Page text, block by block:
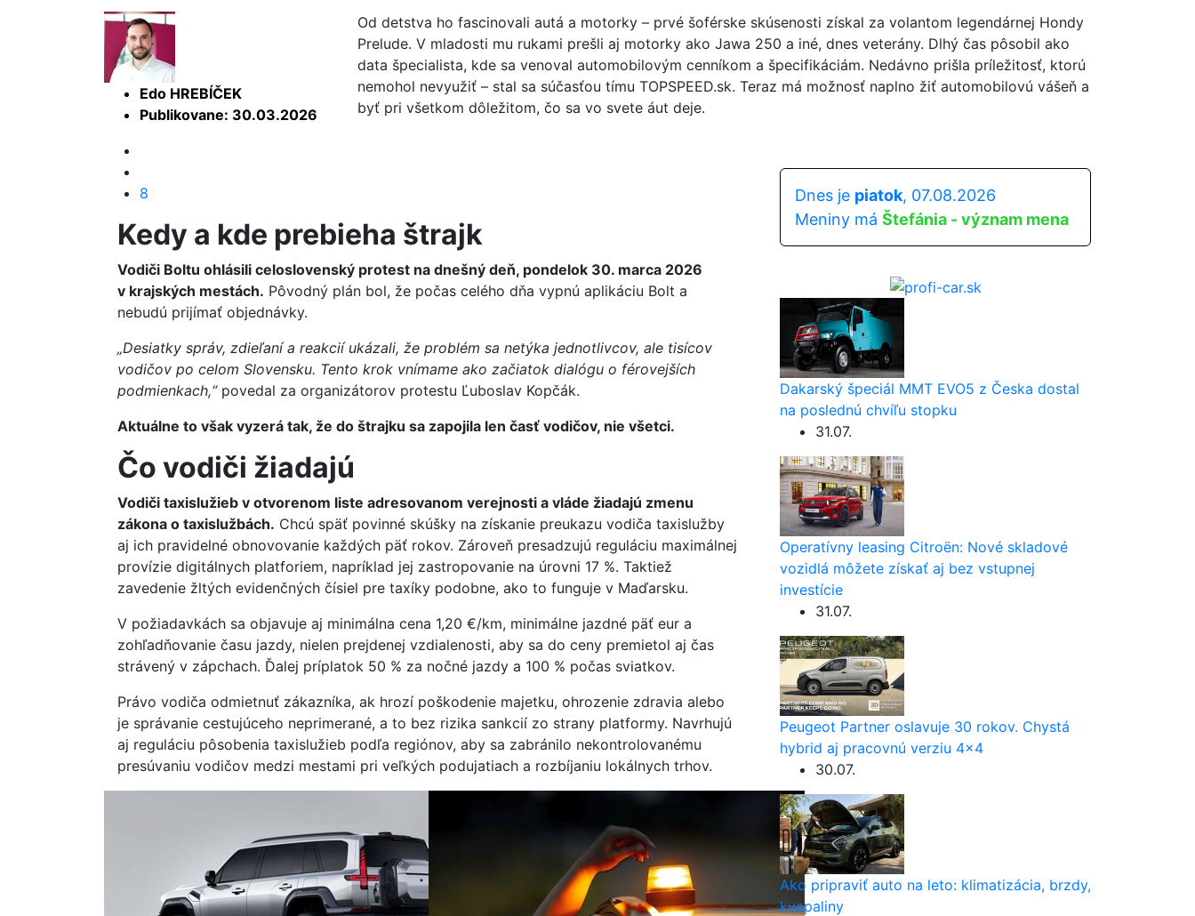
Edo HREBÍČEK
Publikovane: 30.03.2026
Od detstva ho fascinovali autá a motorky – prvé šoférske skúsenosti získal za volantom legendárnej Hondy
Prelude. V mladosti mu rukami prešli aj motorky ako Jawa 250 a iné, dnes veterány. Dlhý čas pôsobil ako
data špecialista, kde sa venoval automobilovým cenníkom a špecifikáciám. Nedávno prišla príležitosť, ktorú
nemohol nevyužiť – stal sa súčasťou tímu TOPSPEED.sk. Teraz má možnosť naplno žiť automobilovú vášeň a
byť pri všetkom dôležitom, čo sa vo svete áut deje.
8
Kedy a kde prebieha štrajk
Vodiči Boltu ohlásili celoslovenský protest na dnešný deň, pondelok 30. marca 2026
v krajských mestách. Pôvodný plán bol, že počas celého dňa vypnú aplikáciu Bolt a
nebudú prijímať objednávky.
„Desiatky správ, zdieľaní a reakcií ukázali, že problém sa netýka jednotlivcov, ale tisícov
vodičov po celom Slovensku. Tento krok vnímame ako začiatok dialógu o férovejších
podmienkach,“povedal za organizátorov protestu Ľuboslav Kopčák.
Aktuálne to však vyzerá tak, že do štrajku sa zapojila len časť vodičov, nie všetci.
Čo vodiči žiadajú
Vodiči taxislužieb v otvorenom liste adresovanom verejnosti a vláde žiadajú zmenu
zákona o taxislužbách. Chcú späť povinné skúšky na získanie preukazu vodiča taxislužby
aj ich pravidelné obnovovanie každých päť rokov. Zároveň presadzujú reguláciu maximálnej
provízie digitálnych platforiem, napríklad jej zastropovanie na úrovni 17 %. Taktiež
zavedenie žltých evidenčných čísiel pre taxíky podobne, ako to funguje v Maďarsku.
V požiadavkách sa objavuje aj minimálna cena 1,20 €/km, minimálne jazdné päť eur a
zohľadňovanie času jazdy, nielen prejdenej vzdialenosti, aby sa do ceny premietol aj čas
strávený v zápchach. Ďalej príplatok 50 % za nočné jazdy a 100 % počas sviatkov.
Právo vodiča odmietnuť zákazníka, ak hrozí poškodenie majetku, ohrozenie zdravia alebo
je správanie cestujúceho neprimerané, a to bez rizika sankcií zo strany platformy. Navrhujú
aj reguláciu pôsobenia taxislužieb podľa regiónov, aby sa zabránilo nekontrolovanému
presúvaniu vodičov medzi mestami pri veľkých podujatiach a rozbíjaniu lokálnych trhov.
Dnes je piatok, 07.08.2026
Meniny má Štefánia - význam mena
Dakarský špeciál MMT EVO5 z Česka dostal
na poslednú chvíľu stopku
31.07.
Operatívny leasing Citroën: Nové skladové
vozidlá môžete získať aj bez vstupnej
investície
31.07.
Peugeot Partner oslavuje 30 rokov. Chystá
hybrid aj pracovnú verziu 4×4
30.07.
Ako pripraviť auto na leto: klimatizácia, brzdy,
kvapaliny